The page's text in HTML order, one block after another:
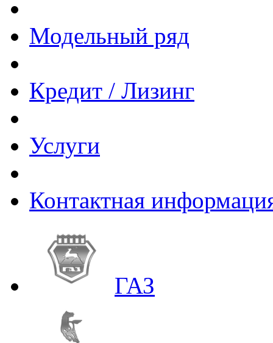
Модельный ряд
Кредит / Лизинг
Услуги
Контактная
ГАЗ